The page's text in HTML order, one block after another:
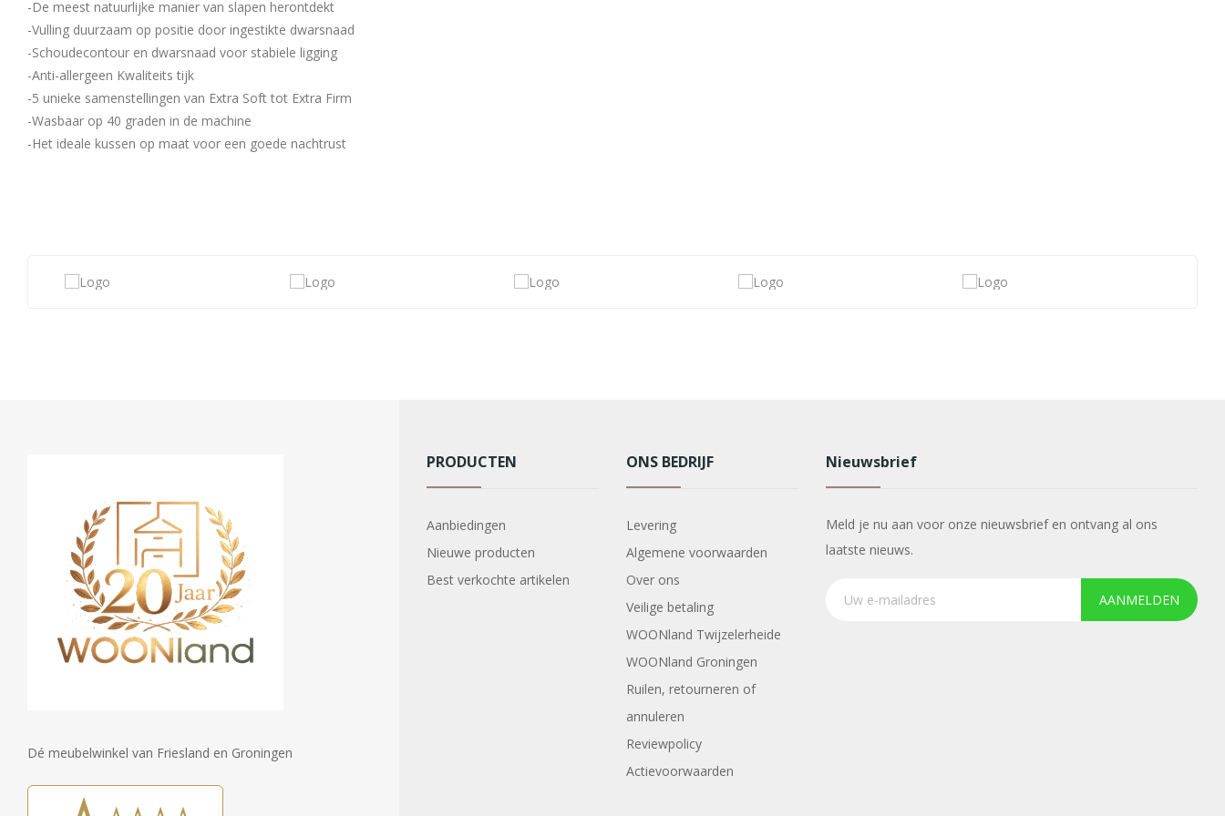
-De meest natuurlijke manier van slapen herontdekt
-Vulling duurzaam op positie door ingestikte dwarsnaad
-Schoudecontour en dwarsnaad voor stabiele ligging
-Anti-allergeen Kwaliteits tijk
-5 unieke samenstellingen van Extra Soft tot Extra Firm
-Wasbaar op 40 graden in de machine
-Het ideale kussen op maat voor een goede nachtrust
Dé meubelwinkel van Friesland en Groningen
PRODUCTEN
Aanbiedingen
Nieuwe producten
Best verkochte artikelen
ONS BEDRIJF
Levering
Algemene voorwaarden
Over ons
Veilige betaling
WOONland Twijzelerheide
WOONland Groningen
Ruilen, retourneren of
annuleren
Reviewpolicy
Actievoorwaarden
Nieuwsbrief
Meld je nu aan voor onze nieuwsbrief en ontvang al ons
laatste nieuws.
AANMELDEN